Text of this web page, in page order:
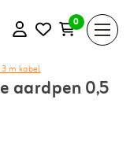
0
m kabel
aardpen 0,5